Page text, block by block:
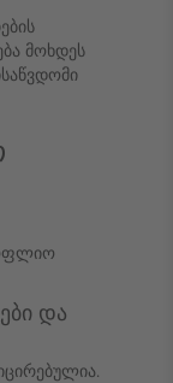
მოხდეს
და